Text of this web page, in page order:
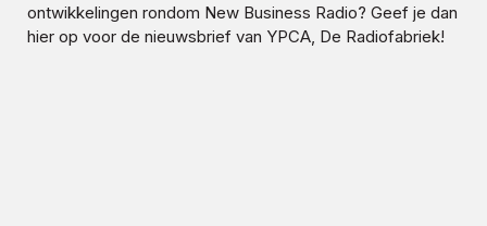
ontwikkelingen rondom New Business Radio? Geef je dan
hier op voor de nieuwsbrief van YPCA, De Radiofabriek!